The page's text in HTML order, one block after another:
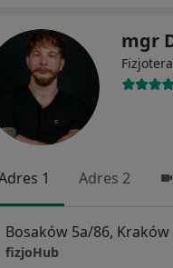
mgr
1 Adres 2
Bosaków 5a/86, Kraków
fizjoHub